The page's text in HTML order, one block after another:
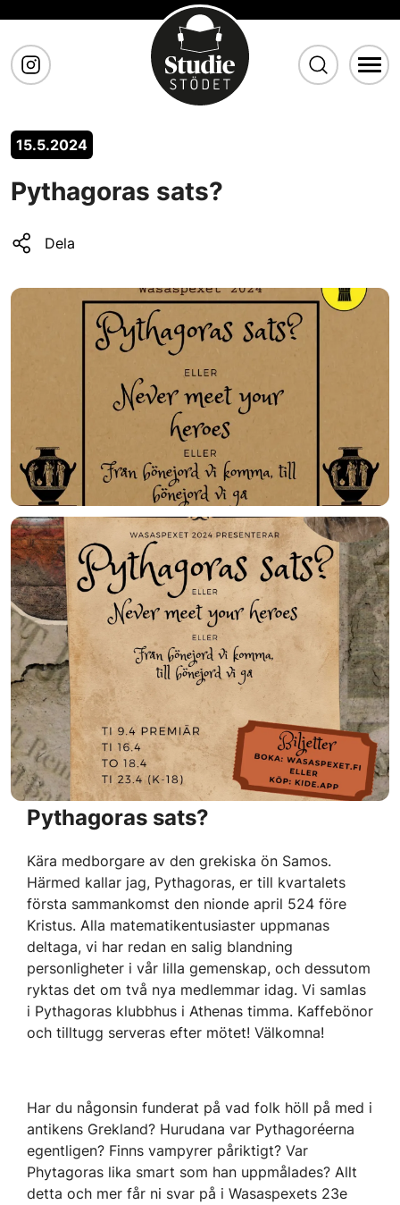
15.5.2024
Pythagoras sats?
Dela
Pythagoras sats?
Kära medborgare av den grekiska ön Samos.
Härmed kallar jag, Pythagoras, er till kvartalets
första sammankomst den nionde april 524 före
Kristus. Alla matematikentusiaster uppmanas
deltaga, vi har redan en salig blandning
personligheter i vår lilla gemenskap, och dessutom
ryktas det om två nya medlemmar idag. Vi samlas
i Pythagoras klubbhus i Athenas timma. Kaffebönor
och tilltugg serveras efter mötet! Välkomna!
Har du någonsin funderat på vad folk höll på med i
antikens Grekland? Hurudana var Pythagoréerna
egentligen? Finns vampyrer påriktigt? Var
Phytagoras lika smart som han uppmålades? Allt
detta och mer får ni svar på i Wasaspexets 23e